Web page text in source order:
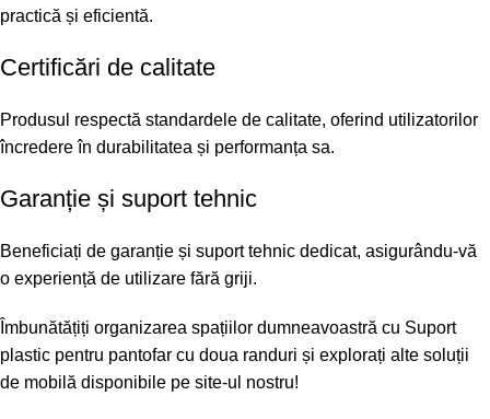
practică și eficientă.
Certificări de calitate
Produsul respectă standardele de calitate, oferind utilizatorilor
încredere în durabilitatea și performanța sa.
Garanție și suport tehnic
Beneficiați de garanție și suport tehnic dedicat, asigurându-vă
o experiență de utilizare fără griji.
Îmbunătățiți organizarea spațiilor dumneavoastră cu Suport
plastic pentru pantofar cu doua randuri și explorați alte soluții
de mobilă disponibile pe site-ul nostru!